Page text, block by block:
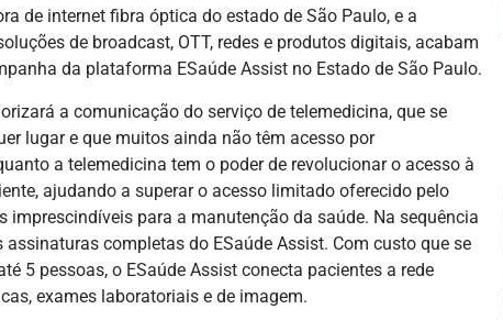
de internet fibra óptica do estado de São Paulo, e a
de broadcast, OTT, redes e produtos digitais, acabam
da plataforma ESaúde Assist no Estado de São Paulo.
a comunicação do serviço de telemedicina, que se
lugar e que muitos ainda não têm acesso por
a telemedicina tem o poder de revolucionar o acesso à
ajudando a superar o acesso limitado oferecido pelo
imprescindíveis para a manutenção da saúde. Na sequência
completas do ESaúde Assist. Com custo que se
5 pessoas, o ESaúde Assist conecta pacientes a rede
exames laboratoriais e de imagem.